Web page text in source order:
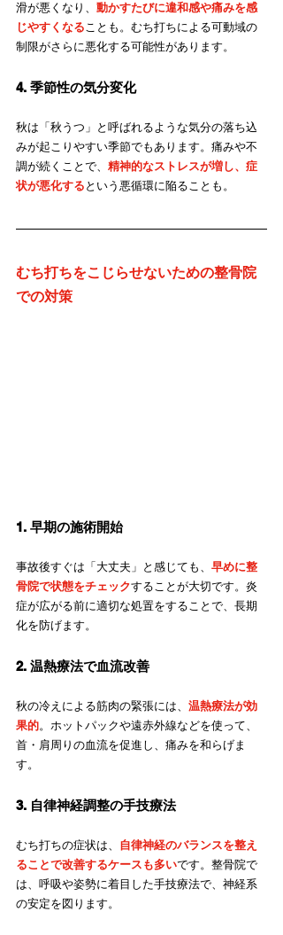
滑が悪くなり、 動かすたびに違和感や痛みを感
じやすくなることも。むち打ちによる可動域の
制限がさらに悪化する可能性があります。
4. 季節性の気分変化
秋は「秋うつ」と呼ばれるような気分の落ち込
みが起こりやすい季節でもあります。痛みや不
調が続くことで、 精神的なストレスが増し、症
状が悪化する という悪循環に陥ることも。
むち打ちをこじらせないための整骨院
での対策
1. 早期の施術開始
事故後すぐは「大丈夫」と感じても、 早めに整
骨院で状態をチェックすることが大切です。炎
症が広がる前に適切な処置をすることで、長期
化を防げます。
2. 温熱療法で血流改善
秋の冷えによる筋肉の緊張には、 温熱療法が効
果的。ホットパックや遠赤外線などを使って、
首・肩周りの血流を促進し、痛みを和らげま
す。
3. 自律神経調整の手技療法
むち打ちの症状は、 自律神経のバランスを整え
ることで改善するケースも多いです。整骨院で
は、呼吸や姿勢に着目した手技療法で、神経系
の安定を図ります。